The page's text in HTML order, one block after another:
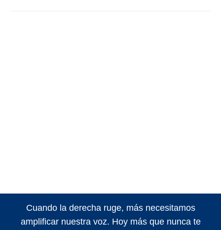
Cuando la derecha ruge, más necesitamos
amplificar nuestra voz. Hoy más que nunca te